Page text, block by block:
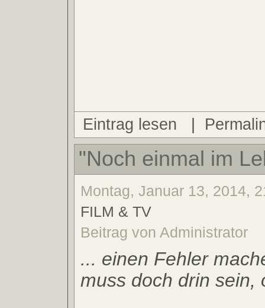
Eintrag lesen |
"Noch einmal im
Montag, Januar 13, 2014,
FILM & TV
Beitrag von Administrator
... einen Fehler
muss doch drin sein,